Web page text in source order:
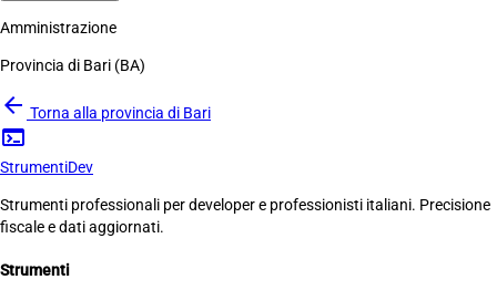
Amministrazione
Provincia di Bari (BA)
arrow_back Torna alla provincia di Bari
terminal
StrumentiDev
Strumenti professionali per developer e professionisti italiani. Precisione
fiscale e dati aggiornati.
Strumenti